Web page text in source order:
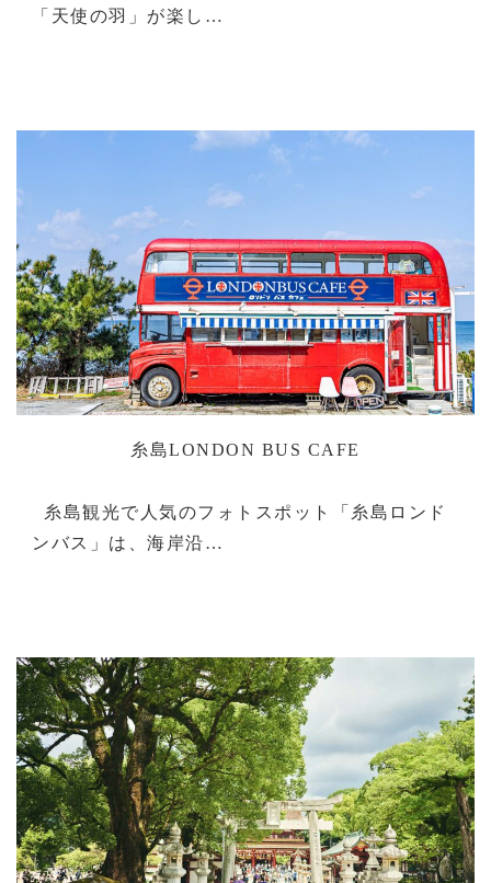
「天使の羽」が楽し…
糸島LONDON BUS CAFE
糸島観光で人気のフォトスポット「糸島ロンド
ンバス」は、海岸沿…